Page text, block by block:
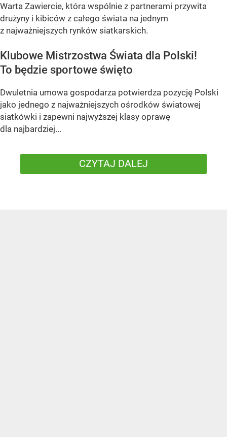
Warta Zawiercie, która wspólnie z partnerami przywita
drużyny i kibiców z całego świata na jednym
z najważniejszych rynków siatkarskich.
Klubowe Mistrzostwa Świata dla Polski!
To będzie sportowe święto
Dwuletnia umowa gospodarza potwierdza pozycję Polski
jako jednego z najważniejszych ośrodków światowej
siatkówki i zapewni najwyższej klasy oprawę
dla najbardziej...
CZYTAJ DALEJ